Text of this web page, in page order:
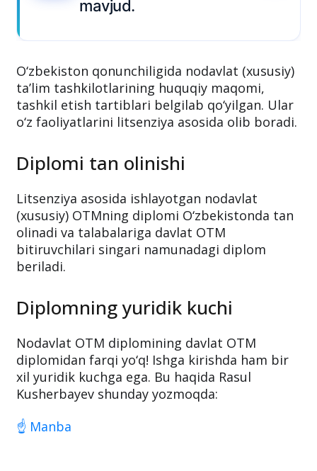
O‘zbekiston qonunchiligida nodavlat (xususiy)
tashkil etish tartiblari belgilab qo‘yilgan. Ular
o‘z faoliyatlarini litsenziya asosida olib boradi.
Diplomi tan olinishi
Litsenziya asosida ishlayotgan nodavlat
(xususiy) OTMning diplomi O‘zbekistonda tan
bitiruvchilari singari namunadagi diplom
beriladi.
Diplomning yuridik kuchi
Nodavlat OTM diplomining davlat OTM
xil yuridik kuchga ega. Bu haqida Rasul